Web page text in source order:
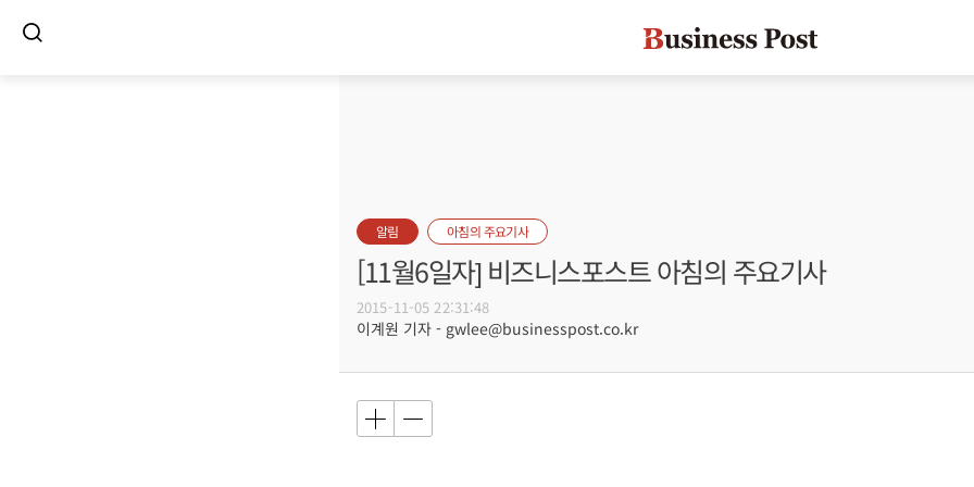
알림 아침의 주요기사
[11월6일자] 비즈니스포스트 아침의 주요기사
2015-11-05 22:31:48
이계원 기자 - gwlee@businesspost.co.kr